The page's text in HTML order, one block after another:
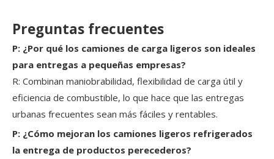
Preguntas frecuentes
P: ¿Por qué los camiones de carga ligeros son ideales
para entregas a pequeñas empresas?
R: Combinan maniobrabilidad, flexibilidad de carga útil y
eficiencia de combustible, lo que hace que las entregas
urbanas frecuentes sean más fáciles y rentables.
P: ¿Cómo mejoran los camiones ligeros refrigerados
la entrega de productos perecederos?